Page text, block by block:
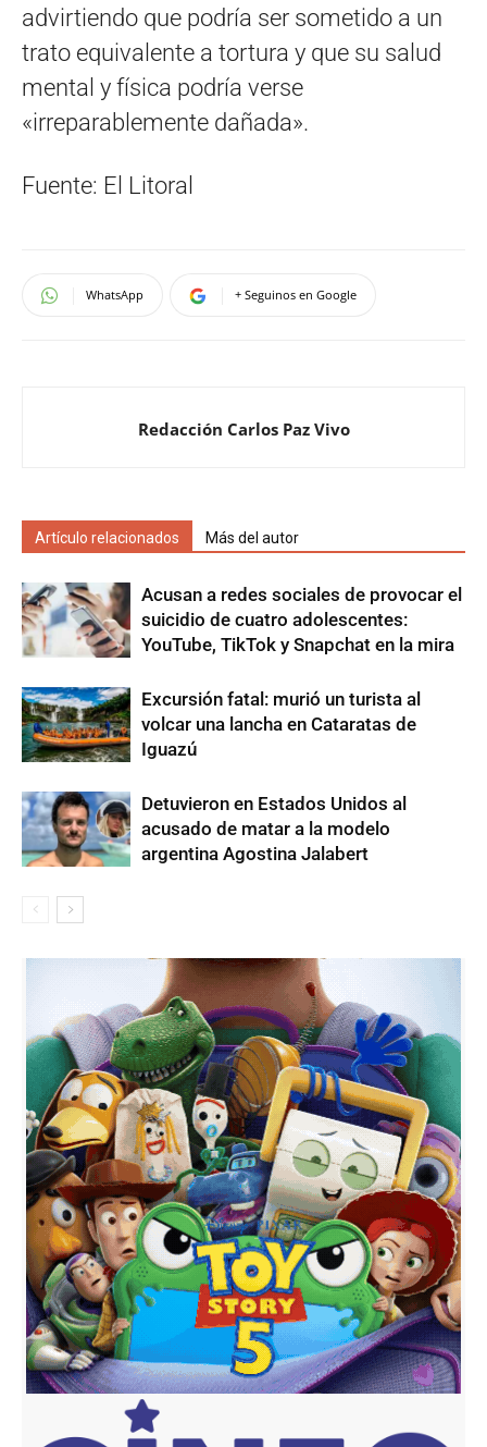
advirtiendo que podría ser sometido a un
trato equivalente a tortura y que su salud
mental y física podría verse
«irreparablemente dañada».
Fuente: El Litoral
WhatsApp + Seguinos en Google
Redacción Carlos Paz Vivo
Artículo relacionados Más del autor
Acusan a redes sociales de provocar el
suicidio de cuatro adolescentes:
YouTube, TikTok y Snapchat en la mira
Excursión fatal: murió un turista al
volcar una lancha en Cataratas de
Iguazú
Detuvieron en Estados Unidos al
acusado de matar a la modelo
argentina Agostina Jalabert